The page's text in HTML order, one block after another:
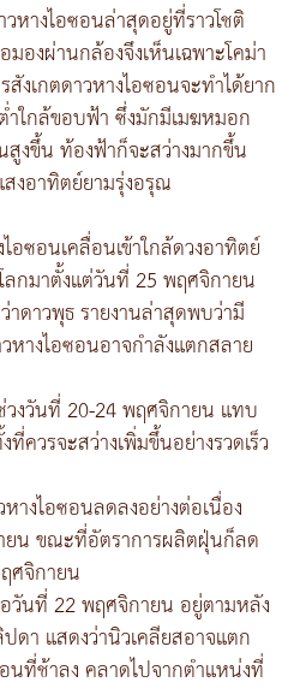
หางไอซอนล่าสุดอยู่ที่ราวโชติ
องผ่านกล้องจึงเห็นเฉพาะโคม่า
งเกตดาวหางไอซอนจะทำได้ยาก
ใกล้ขอบฟ้า ซึ่งมักมีเมฆหมอก
งขึ้น ท้องฟ้าก็จะสว่างมากขึ้น
งอาทิตย์ยามรุ่งอรุณ
อซอนเคลื่อนเข้าใกล้ดวงอาทิตย์
ลกมาตั้งแต่วันที่ 25 พฤศจิกายน
ดาวพุธ รายงานล่าสุดพบว่ามี
างไอซอนอาจกำลังแตกสลาย
วงวันที่ 20-24 พฤศจิกายน แทบ
ควรจะสว่างเพิ่มขึ้นอย่างรวดเร็ว
างไอซอนลดลงอย่างต่อเนื่อง
น ขณะที่อัตราการผลิตฝุ่นก็ลด
ศจิกายน
วันที่ 22 พฤศจิกายน อยู่ตามหลัง
ดา แสดงว่านิวเคลียสอาจแตก
ที่ช้าลง คลาดไปจากตำแหน่งที่